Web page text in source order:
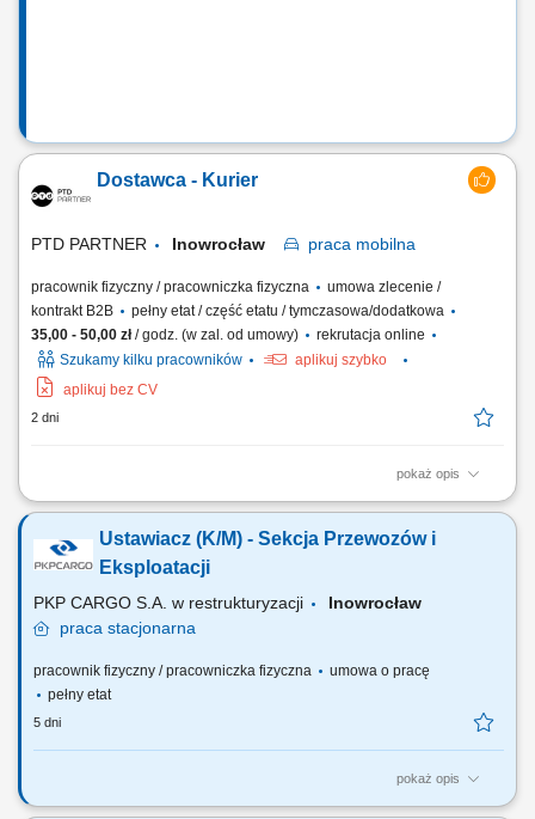
Dostawca - Kurier
PTD PARTNER Inowrocław praca mobilna
pracownik fizyczny / pracowniczka fizyczna
umowa zlecenie /
kontrakt B2B
pełny etat / część etatu / tymczasowa/dodatkowa
35,00 - 50,00 zł/ godz. (w zal. od umowy)
rekrutacja online
Szukamy kilku pracowników
aplikuj szybko
aplikuj bez CV
2 dni
pokaż opis
Zakres obowiązków Odbieranie i dostarczanie posiłków/zakupów;
Utrzymywanie dobrych relacji z klientami;
Ustawiacz (K/M) - Sekcja Przewozów i
Eksploatacji
PKP CARGO S.A. w restrukturyzacji
Inowrocław
praca stacjonarna
pracownik fizyczny / pracowniczka fizyczna
umowa o pracę
pełny etat
5 dni
pokaż opis
Wyzwania jakie na Ciebie czekają: Organizowanie i nadzorowanie prac